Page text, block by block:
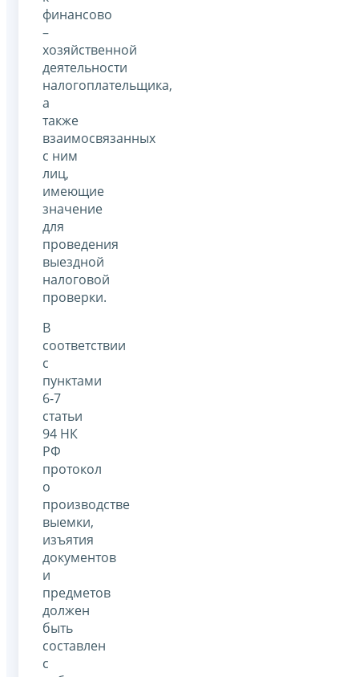
финансово
–
хозяйственной
деятельности
налогоплательщика,
а
также
взаимосвязанных
с ним
лиц,
имеющие
значение
для
проведения
выездной
налоговой
проверки.
В
соответствии
с
пунктами
6-7
статьи
94 НК
РФ
протокол
о
производстве
выемки,
изъятия
документов
и
предметов
должен
быть
составлен
с